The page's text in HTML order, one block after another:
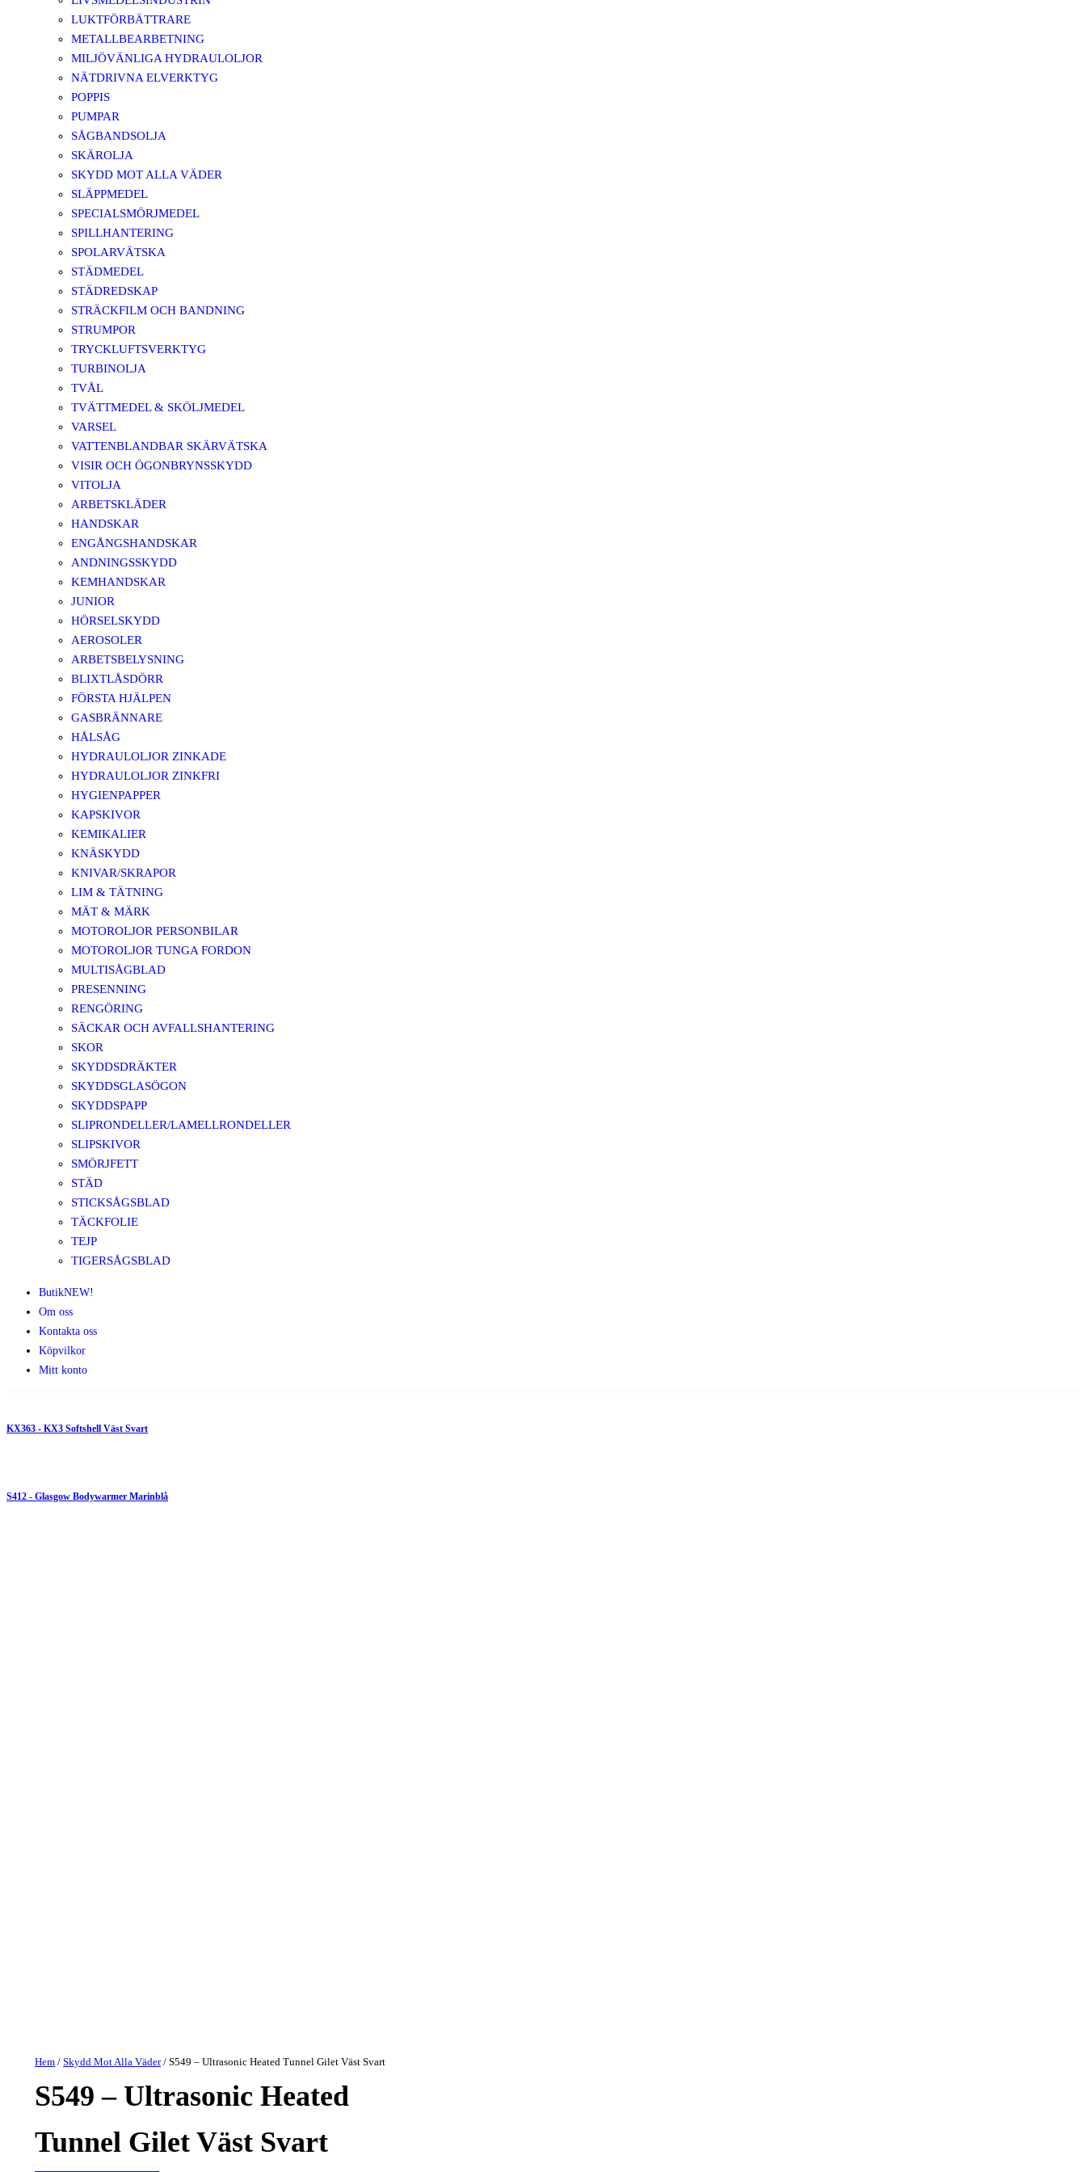
LUKTFÖRBÄTTRARE
METALLBEARBETNING
MILJÖVÄNLIGA HYDRAULOLJOR
NÄTDRIVNA ELVERKTYG
POPPIS
PUMPAR
SÅGBANDSOLJA
SKÄROLJA
SKYDD MOT ALLA VÄDER
SLÄPPMEDEL
SPECIALSMÖRJMEDEL
SPILLHANTERING
SPOLARVÄTSKA
STÄDMEDEL
STÄDREDSKAP
STRÄCKFILM OCH BANDNING
STRUMPOR
TRYCKLUFTSVERKTYG
TURBINOLJA
TVÅL
TVÄTTMEDEL & SKÖLJMEDEL
VARSEL
VATTENBLANDBAR SKÄRVÄTSKA
VISIR OCH ÖGONBRYNSSKYDD
VITOLJA
ARBETSKLÄDER
HANDSKAR
ENGÅNGSHANDSKAR
ANDNINGSSKYDD
KEMHANDSKAR
JUNIOR
HÖRSELSKYDD
AEROSOLER
ARBETSBELYSNING
BLIXTLÅSDÖRR
FÖRSTA HJÄLPEN
GASBRÄNNARE
HÅLSÅG
HYDRAULOLJOR ZINKADE
HYDRAULOLJOR ZINKFRI
HYGIENPAPPER
KAPSKIVOR
KEMIKALIER
KNÄSKYDD
KNIVAR/SKRAPOR
LIM & TÄTNING
MÄT & MÄRK
MOTOROLJOR PERSONBILAR
MOTOROLJOR TUNGA FORDON
MULTISÅGBLAD
PRESENNING
RENGÖRING
SÄCKAR OCH AVFALLSHANTERING
SKOR
SKYDDSDRÄKTER
SKYDDSGLASÖGON
SKYDDSPAPP
SLIPRONDELLER/LAMELLRONDELLER
SLIPSKIVOR
SMÖRJFETT
STÄD
STICKSÅGSBLAD
TÄCKFOLIE
TEJP
TIGERSÅGSBLAD
ButikNEW!
Om oss
Kontakta oss
Köpvilkor
Mitt konto
KX363 - KX3 Softshell Väst Svart
S412 - Glasgow Bodywarmer Marinblå
Hem /Skydd Mot Alla Väder/ S549 – Ultrasonic Heated Tunnel Gilet Väst Svart
S549 – Ultrasonic Heated
Tunnel Gilet Väst Svart